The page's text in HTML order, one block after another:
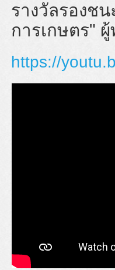
รางวัลรองช
การเกษตร"
https://